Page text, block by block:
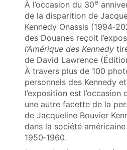
À l’occasion du 30e
de la disparition de
Kennedy Onassis
des Douanes reçoit
l’Amérique des Kennedy
de David Lawrence
À travers plus de 100
personnels des Kennedy
l’exposition est l’occasion
une autre facette de la
de Jacqueline Bouvier
dans la société
1950‑1960.